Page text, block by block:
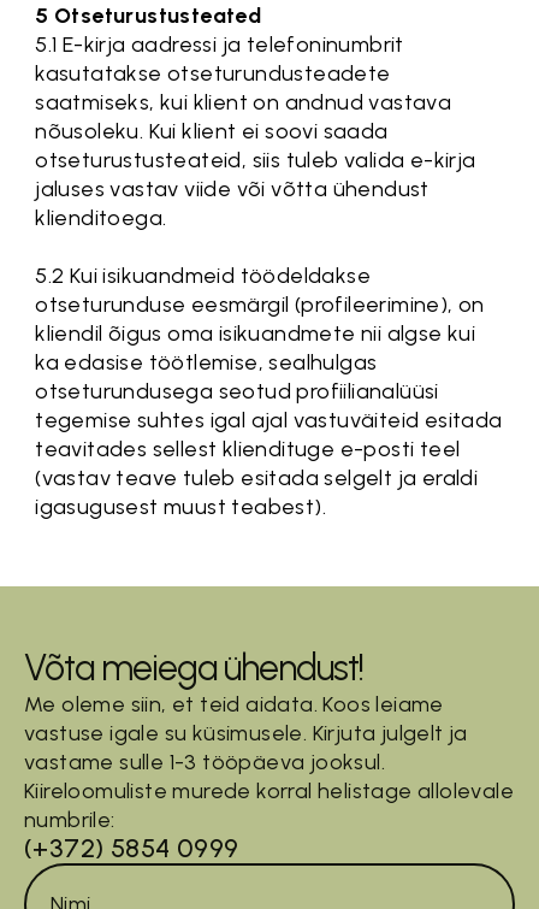
5 Otseturustusteated
5.1 E-kirja aadressi ja telefoninumbrit
kasutatakse otseturundusteadete
saatmiseks, kui klient on andnud vastava
nõusoleku. Kui klient ei soovi saada
otseturustusteateid, siis tuleb valida e-kirja
jaluses vastav viide või võtta ühendust
klienditoega.
5.2 Kui isikuandmeid töödeldakse
otseturunduse eesmärgil (profileerimine), on
kliendil õigus oma isikuandmete nii algse kui
ka edasise töötlemise, sealhulgas
otseturundusega seotud profiilianalüüsi
tegemise suhtes igal ajal vastuväiteid esitada
teavitades sellest kliendituge e-posti teel
(vastav teave tuleb esitada selgelt ja eraldi
igasugusest muust teabest).
Võta meiega ühendust!
Me oleme siin, et teid aidata. Koos leiame
vastuse igale su küsimusele. Kirjuta julgelt ja
vastame sulle 1-3 tööpäeva jooksul.
Kiireloomuliste murede korral helistage allolevale
numbrile:
(+372) 5854 0999
Nimi
*